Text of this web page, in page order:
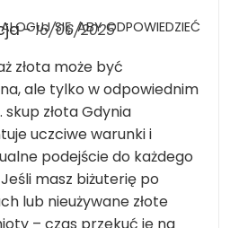
-16/06/2025
SIĘ, ABY ODPOWIEDZIEĆ
złota może być
ale tylko w odpowiednim
skup złota Gdynia
uczciwe warunki i
podejście do każdego
masz biżuterię po
lub nieużywane złote